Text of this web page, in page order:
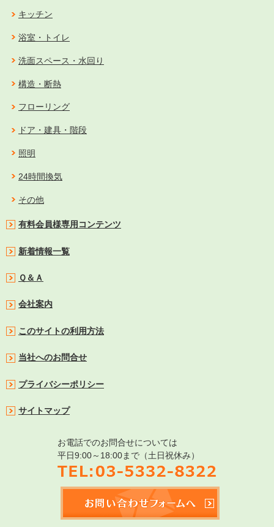
キッチン
浴室・トイレ
洗面スペース・水回り
構造・断熱
フローリング
ドア・建具・階段
照明
24時間換気
その他
有料会員様専用コンテンツ
新着情報一覧
Ｑ＆Ａ
会社案内
このサイトの利用方法
当社へのお問合せ
プライバシーポリシー
サイトマップ
お電話でのお問合せについては
平日9:00～18:00まで（土日祝休み）